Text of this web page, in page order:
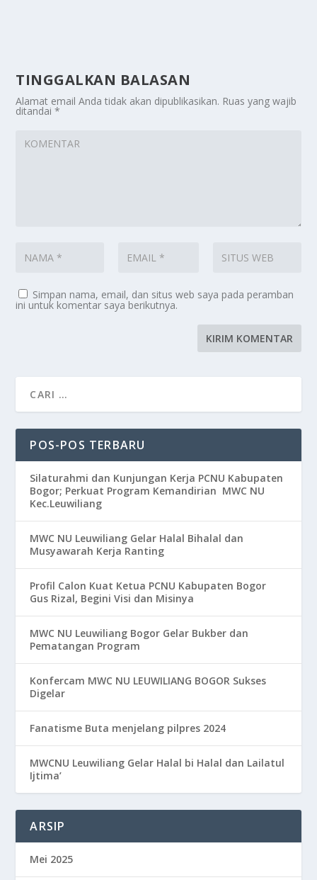
TINGGALKAN BALASAN
Alamat email Anda tidak akan dipublikasikan. Ruas yang wajib
ditandai*
Simpan nama, email, dan situs web saya pada peramban
ini untuk komentar saya berikutnya.
POS-POS TERBARU
Silaturahmi dan Kunjungan Kerja PCNU Kabupaten
Bogor; Perkuat Program Kemandirian MWC NU
Kec.Leuwiliang
MWC NU Leuwiliang Gelar Halal Bihalal dan
Musyawarah Kerja Ranting
Profil Calon Kuat Ketua PCNU Kabupaten Bogor
Gus Rizal, Begini Visi dan Misinya
MWC NU Leuwiliang Bogor Gelar Bukber dan
Pematangan Program
Konfercam MWC NU LEUWILIANG BOGOR Sukses
Digelar
Fanatisme Buta menjelang pilpres 2024
MWCNU Leuwiliang Gelar Halal bi Halal dan Lailatul
Ijtima’
ARSIP
Mei 2025